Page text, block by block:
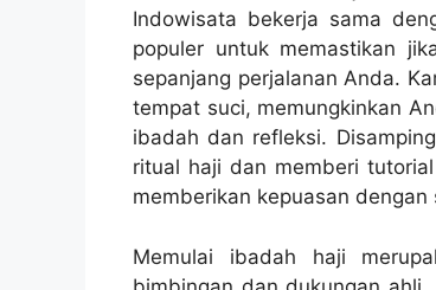
Indowisata bekerja sama
populer untuk memastikan
sepanjang perjalanan Anda.
tempat suci, memungkinkan
ibadah dan refleksi.
ritual haji dan memberi
memberikan kepuasan dengan
Memulai ibadah haji